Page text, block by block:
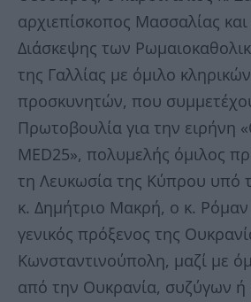
αρχιεπίσκοπος Μασσαλίας
Διάσκεψης των
της Γαλλίας με όμιλο
προσκυνητών, που
Πρωτοβουλία για την ειρήνη
MED25», πολυμελής όμιλος
τη Λευκωσία της Κύπρου υπό
κ. Δημήτριο Μακρή, ο κ. Ρόμαν
γενικός πρόξενος της
Κωνσταντινούπολη, μαζί με
από την Ουκρανία, συζύγων ή